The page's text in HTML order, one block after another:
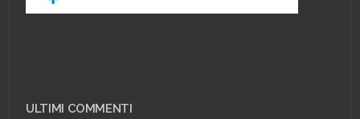
ULTIMI COMMENTI